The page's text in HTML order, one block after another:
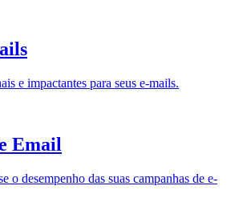
e impactantes para seus e-mails.
Email
o desempenho das suas campanhas de e-